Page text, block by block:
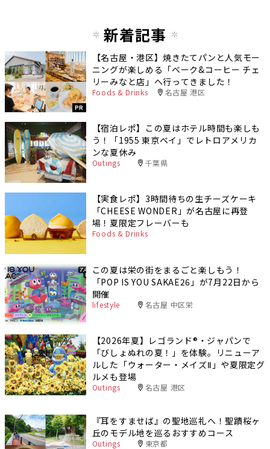
新着記事
PR
【名古屋・港区】焼きたてパンと人気モー
ニングが楽しめる「ベーク&コーヒー チェ
リーみなと店」へ行ってきました！
Foods & Drinks 名古屋 港区
【宿泊レポ】この夏はホテル時間も楽しも
う！「1955 東京ベイ」でレトロアメリカ
ンな夏休み
Outings 千葉県
【実食レポ】3時間待ちの生チーズケーキ
「CHEESE WONDER」が名古屋に再登
場！夏限定フレーバーも
Foods & Drinks
この夏は栄の街をまるごと楽しもう！
「POP IS YOU SAKAE26」が7月22日から
開催
lifestyle 名古屋 中区栄
【2026年夏】レゴランド®・ジャパンで
「びしょぬれの夏！」を体験。リニューア
ルした「ウォーター・メイズⅡ」や夏限定グ
ルメも登場
Outings 名古屋 港区
『耳をすませば』の聖地巡礼へ！聖蹟桜ヶ
丘のモデル地を巡るおすすめコース
Outings 東京都